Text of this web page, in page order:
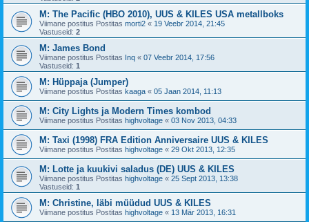
M: The Pacific (HBO 2010), UUS & KILES USA metallboks
Viimane postitus Postitas morti2 « 19 Veebr 2014, 21:45
Vastuseid: 2
M: James Bond
Viimane postitus Postitas Inq « 07 Veebr 2014, 17:56
Vastuseid: 1
M: Hüppaja (Jumper)
Viimane postitus Postitas kaaga « 05 Jaan 2014, 11:13
M: City Lights ja Modern Times kombod
Viimane postitus Postitas highvoltage « 03 Nov 2013, 04:33
M: Taxi (1998) FRA Edition Anniversaire UUS & KILES
Viimane postitus Postitas highvoltage « 29 Okt 2013, 12:35
M: Lotte ja kuukivi saladus (DE) UUS & KILES
Viimane postitus Postitas highvoltage « 25 Sept 2013, 13:38
Vastuseid: 1
M: Christine, läbi müüdud UUS & KILES
Viimane postitus Postitas highvoltage « 13 Mär 2013, 16:31